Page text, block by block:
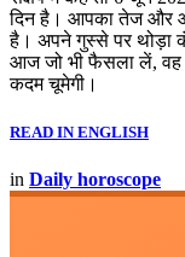
दिन है। आपका तेज और
है। अपने गुस्से पर थोड़ा
आज जो भी फैसला लें,
कदम चूमेगी।
READ IN ENGLISH
in Daily horoscope